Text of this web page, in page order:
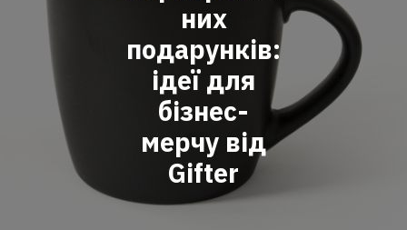
них
подарунків:
ідеї для
бізнес-
мерчу від
Gifter